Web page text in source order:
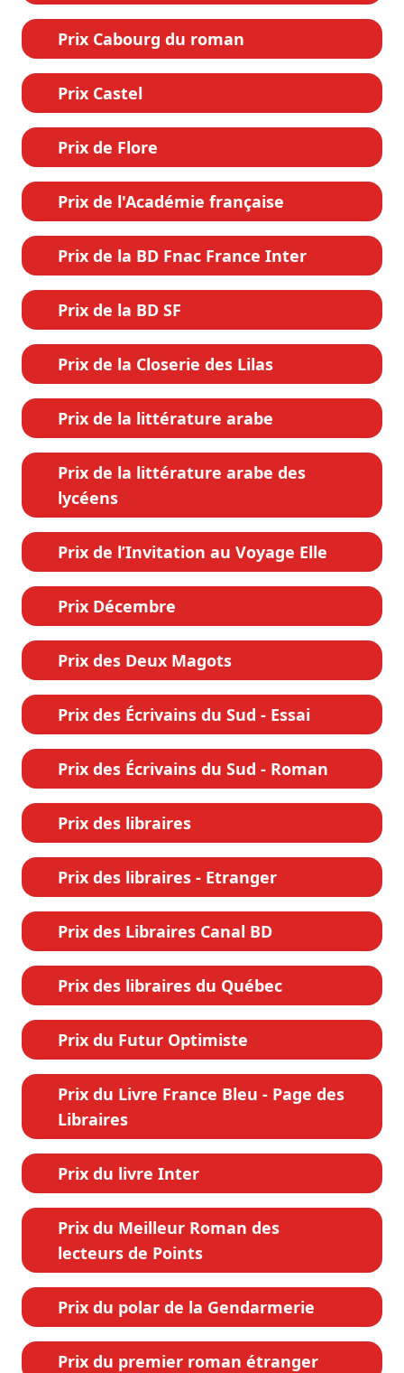
Prix Cabourg du roman
Prix Castel
Prix de Flore
Prix de l'Académie française
Prix de la BD Fnac France Inter
Prix de la BD SF
Prix de la Closerie des Lilas
Prix de la littérature arabe
Prix de la littérature arabe des
lycéens
Prix de l’Invitation au Voyage Elle
Prix Décembre
Prix des Deux Magots
Prix des Écrivains du Sud - Essai
Prix des Écrivains du Sud - Roman
Prix des libraires
Prix des libraires - Etranger
Prix des Libraires Canal BD
Prix des libraires du Québec
Prix du Futur Optimiste
Prix du Livre France Bleu - Page des
Libraires
Prix du livre Inter
Prix du Meilleur Roman des
lecteurs de Points
Prix du polar de la Gendarmerie
Prix du premier roman étranger